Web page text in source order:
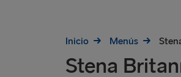
Inicio Menús
Stena